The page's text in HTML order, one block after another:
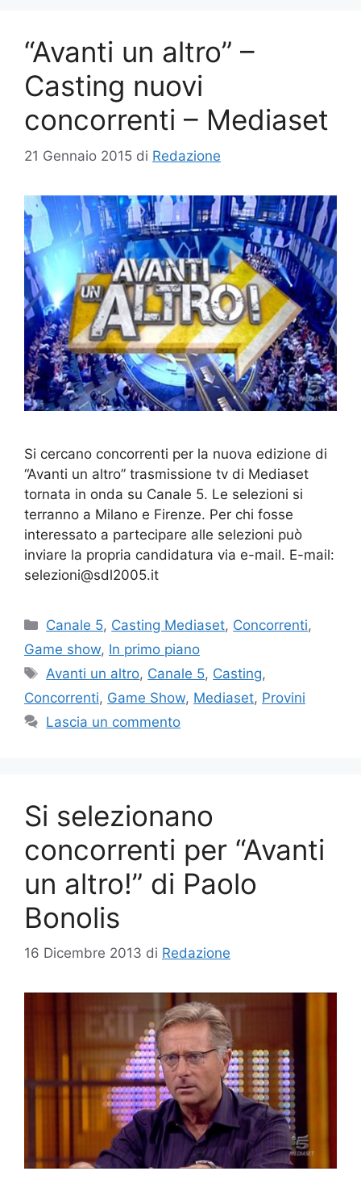
“Avanti un altro” –
Casting nuovi
concorrenti – Mediaset
21 Gennaio 2015 di Redazione
Si cercano concorrenti per la nuova edizione di
“Avanti un altro” trasmissione tv di Mediaset
tornata in onda su Canale 5. Le selezioni si
terranno a Milano e Firenze. Per chi fosse
interessato a partecipare alle selezioni può
inviare la propria candidatura via e-mail. E-mail:
selezioni@sdl2005.it
Categorie
Canale 5, Casting Mediaset, Concorrenti,
Game show, In primo piano
Tag
Avanti un altro, Canale 5, Casting,
Concorrenti, Game Show, Mediaset, Provini
Lascia un commento
Si selezionano
concorrenti per “Avanti
un altro!” di Paolo
Bonolis
16 Dicembre 2013 di Redazione